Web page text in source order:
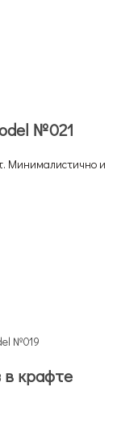
№021
Минималистично и
в крафте